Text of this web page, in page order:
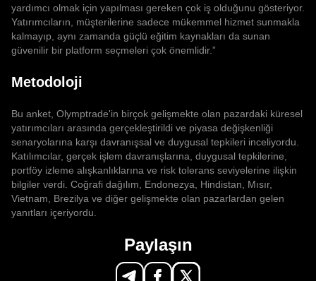
yardımcı olmak için yapılması gereken çok iş olduğunu gösteriyor.
Yatırımcıların, müşterilerine sadece mükemmel hizmet sunmakla
kalmayıp, aynı zamanda güçlü eğitim kaynakları da sunan
güvenilir bir platform seçmeleri çok önemlidir.”
Metodoloji
Bu anket, Olymptrade'in birçok gelişmekte olan pazardaki küresel
yatırımcıları arasında gerçekleştirildi ve piyasa değişkenliği
senaryolarına karşı davranışsal ve duygusal tepkileri inceliyordu.
Katılımcılar, gerçek işlem davranışlarına, duygusal tepkilerine,
portföy izleme alışkanlıklarına ve risk tolerans seviyelerine ilişkin
bilgiler verdi. Coğrafi dağılım, Endonezya, Hindistan, Mısır,
Vietnam, Brezilya ve diğer gelişmekte olan pazarlardan gelen
yanıtları içeriyordu.
Paylaşın